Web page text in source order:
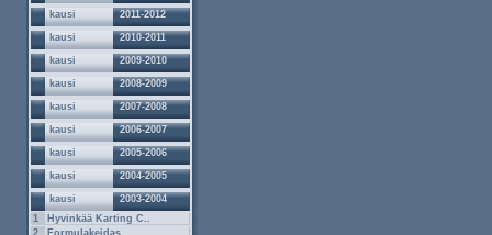
kausi 2011-2012
kausi 2010-2011
kausi 2009-2010
kausi 2008-2009
kausi 2007-2008
kausi 2006-2007
kausi 2005-2006
kausi 2004-2005
kausi
2003-2004
1
Hyvinkää Karting C..
2
Formulakeidas